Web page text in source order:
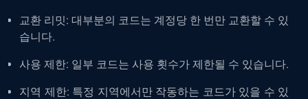
교환 리밋: 대부분의 코드는 계정당 한 번만 교환할 수 있
습니다.
사용 제한: 일부 코드는 사용 횟수가 제한될 수 있습니다.
지역 제한: 특정 지역에서만 작동하는 코드가 있을 수 있